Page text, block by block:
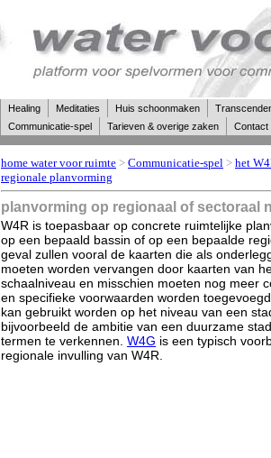
Healing Meditaties Huis schoonmaken
Communicatie-spel
Tarieven & overige zaken Contact
home water voor ruimte > Communicatie-spel > het
regionale planvorming
planvorming op regionaal of sectoraal
W4R is toepasbaar op concrete ruimtelijke
op een bepaald bassin of op een bepaalde
geval zullen vooral de kaarten die als
moeten worden vervangen door kaarten van
schaalniveau en misschien moeten nog meer
en specifieke voorwaarden worden
kan gebruikt worden op het niveau van een
bijvoorbeeld de ambitie van een duurzame
termen te verkennen. W4G is een typisch
regionale invulling van W4R.